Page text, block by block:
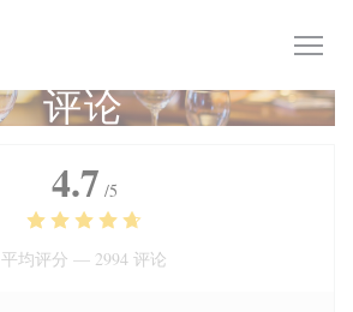
评论
4.7 /5
平均评分 — 2994 评论